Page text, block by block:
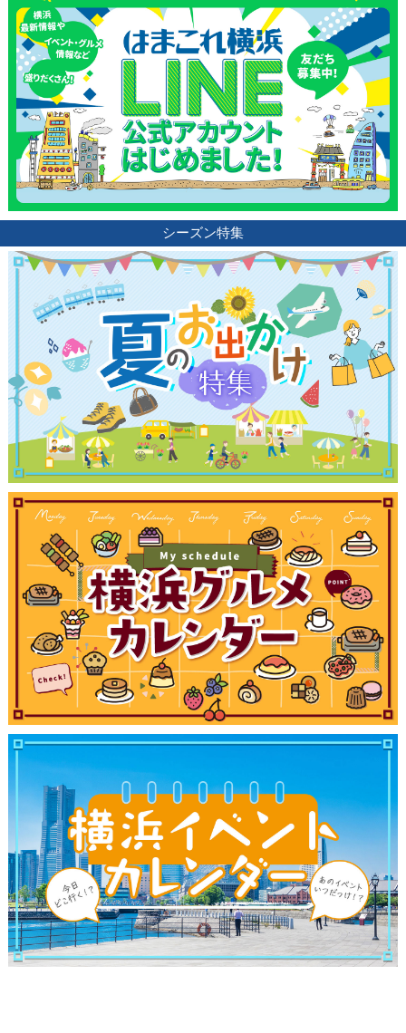
シーズン特集
ランキング
ブログ記事
サイトについて